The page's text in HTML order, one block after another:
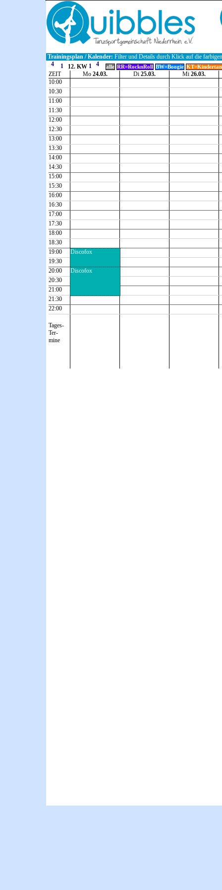
Trainingsplan / Kalender: Filter und Details durch Klick auf die
12. KW
alle RR=RocknRoll BW=Boogie
ZEIT Mo 24.03. Di 25.03. Mi 26.03.
10:00
10:30
11:00
11:30
12:00
12:30
13:00
13:30
14:00
14:30
15:00
15:30
16:00
16:30
17:00
17:30
18:00
18:30
19:00
19:30
20:00
20:30
21:00
21:30
22:00
Tages-
Ter-
mine
Discofox
Discofox